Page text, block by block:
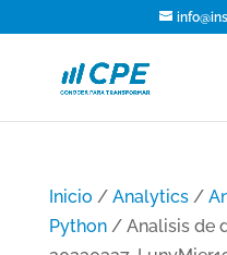
Inicio / Analytics/
Python/ Analisis de